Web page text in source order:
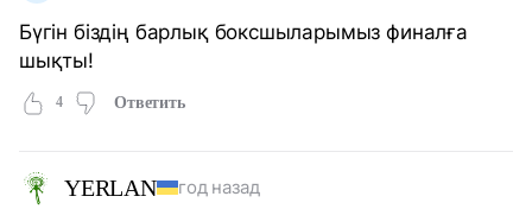
Бүгін біздің барлық боксшыларымыз финалға
шықты!
4 Ответить
YERLAN год назад